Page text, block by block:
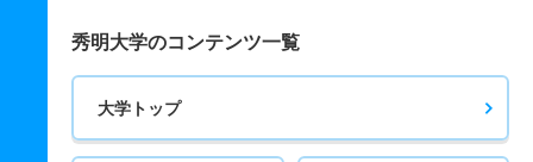
秀明大学のコンテンツ一覧
大学トップ